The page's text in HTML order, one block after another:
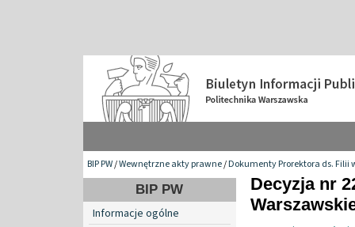
BIP PW/Wewnętrzne akty prawne/Dokumenty Prorektora ds. Filii
BIP PW
Informacje ogólne
Decyzja nr